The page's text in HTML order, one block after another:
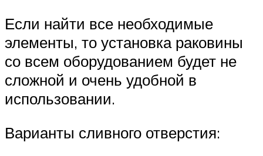
Если найти все необходимые
элементы, то установка раковины
со всем оборудованием будет не
сложной и очень удобной в
использовании.
Варианты сливного отверстия: